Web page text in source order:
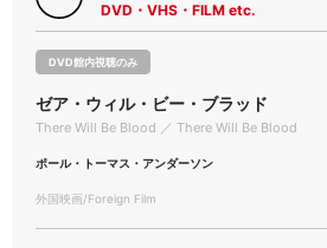
DVD・VHS・FILM etc.
DVD館内視聴のみ
ゼア・ウィル・ビー・ブラッド
There Will Be Blood ／ There Will Be Blood
ポール・トーマス・アンダーソン
外国映画/Foreign Film